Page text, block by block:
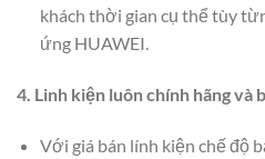
khách thời gian cụ thể tùy
ứng HUAWEI.
4. Linh kiện luôn chính hãng và
Với giá bán lính kiện chế độ